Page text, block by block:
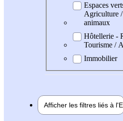
Espaces
Agriculture
animaux
Hôtellerie -
Tourisme /
Immobilier
Afficher les filtres liés à l'